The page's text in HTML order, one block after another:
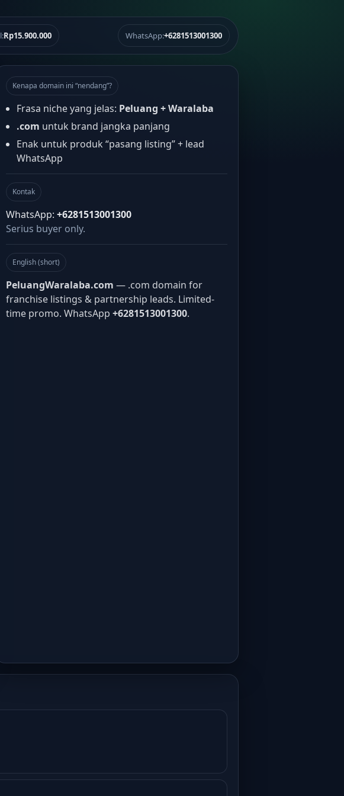
Rp15.900.000 WhatsApp:+6281513001300
Kenapa domain ini “nendang”?
Frasa niche yang jelas: Peluang + Waralaba
.com untuk brand jangka panjang
Enak untuk produk “pasang listing” + lead
WhatsApp
Kontak
WhatsApp: +6281513001300
Serius buyer only.
English (short)
PeluangWaralaba.com — .com domain for
franchise listings & partnership leads. Limited-
time promo. WhatsApp +6281513001300.